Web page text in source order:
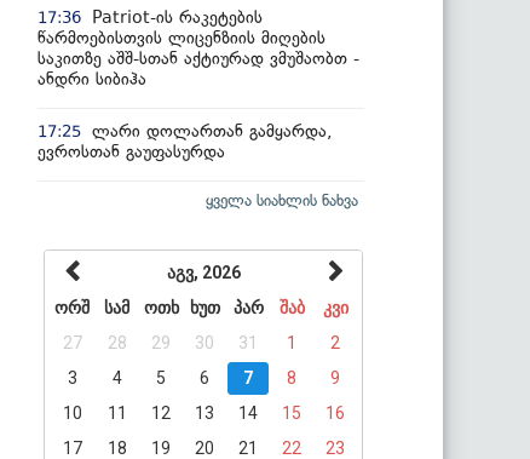
17:36
Patriot-ის რაკეტების
წარმოებისთვის ლიცენზიის მიღების
საკითზე აშშ-სთან აქტიურად ვმუშაობთ -
ანდრი სიბიჰა
17:25 ლარი დოლართან გამყარდა,
ევროსთან გაუფასურდა
ყველა სიახლის ნახვა
აგვ, 2026
ორშ
სამ ოთხ ხუთ პარ შაბ
კვი
27
28 29 30 31 1
2
3
4 5 6 7 8
9
10
11 12 13 14 15
16
17
18 19 20 21 22
23